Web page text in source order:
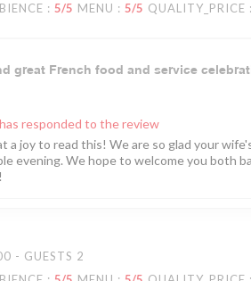
: 5/5 MENU : 5/5 QUALITY_PRICE
great French food and service
has responded to the review
a joy to read this! We are so glad your
evening. We hope to welcome you both
- GUESTS 2